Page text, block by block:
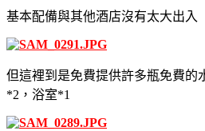
基本配備與其他酒店沒有太大出入
但這裡到是免費提供許多瓶免費的
*2，浴室*1